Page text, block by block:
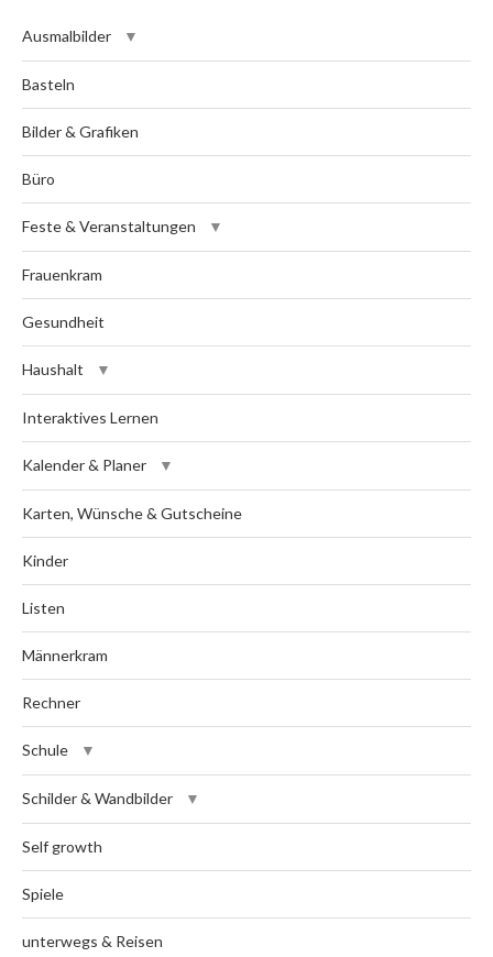
Ausmalbilder
Basteln
Bilder & Grafiken
Büro
Feste & Veranstaltungen
Frauenkram
Gesundheit
Haushalt
Interaktives Lernen
Kalender & Planer
Karten, Wünsche & Gutscheine
Kinder
Listen
Männerkram
Rechner
Schule
Schilder & Wandbilder
Self growth
Spiele
unterwegs & Reisen